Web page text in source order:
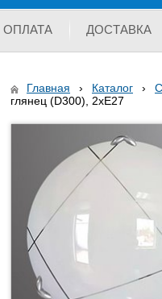
ОПЛАТА ДОСТАВКА
Главная › Каталог ›
глянец (D300), 2хЕ27